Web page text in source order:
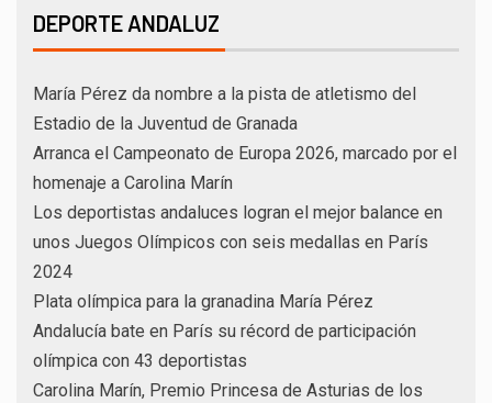
DEPORTE ANDALUZ
María Pérez da nombre a la pista de atletismo del
Estadio de la Juventud de Granada
Arranca el Campeonato de Europa 2026, marcado por el
homenaje a Carolina Marín
Los deportistas andaluces logran el mejor balance en
unos Juegos Olímpicos con seis medallas en París
2024
Plata olímpica para la granadina María Pérez
Andalucía bate en París su récord de participación
olímpica con 43 deportistas
Carolina Marín, Premio Princesa de Asturias de los